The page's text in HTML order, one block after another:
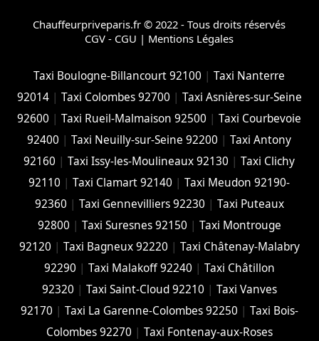
Chauffeurpriveparis.fr © 2022 - Tous droits réservés
CGV - CGU | Mentions Légales
Taxi Boulogne-Billancourt 92100 |Taxi Nanterre
92014| Taxi Colombes 92700 | Taxi Asnières-sur-Seine
92600 |Taxi Rueil-Malmaison 92500 |Taxi Courbevoie
92400 |Taxi Neuilly-sur-Seine 92200 |Taxi Antony
92160 |Taxi Issy-les-Moulineaux 92130 |Taxi Clichy
92110 |Taxi Clamart 92140 |Taxi Meudon 92190-
92360 | Taxi Gennevilliers 92230 | Taxi Puteaux
92800 | Taxi Suresnes 92150 | Taxi Montrouge
92120 | Taxi Bagneux 92220 | Taxi Châtenay-Malabry
92290 | Taxi Malakoff 92240 | Taxi Châtillon
92320 | Taxi Saint-Cloud 92210 | Taxi Vanves
92170 | Taxi La Garenne-Colombes 92250 | Taxi Bois-
Colombes 92270 | Taxi Fontenay-aux-Roses